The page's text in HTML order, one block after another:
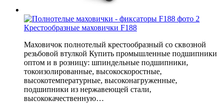
Крестообразные маховички F188
Маховичок полнотелый крестообразный со сквозной
резьбовой втулкой Купить промышленные подшипники
оптом и в розницу: шпиндельные подшипники,
токоизолированные, высокоскоростные,
высокотемпературные, высоконагруженные,
подшипники из нержавеющей стали,
высококачественную…